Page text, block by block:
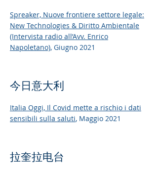
Spreaker, Nuove frontiere settore legale:
New Technologies & Diritto Ambientale
(Intervista radio all’Avv. Enrico
Napoletano), Giugno 2021
今日意大利
Italia Oggi, Il Covid mette a rischio i dati
sensibili sulla saluti, Maggio 2021
拉奎拉电台